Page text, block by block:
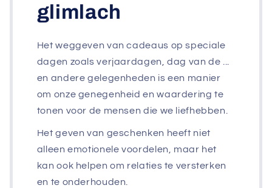
glimlach
Het weggeven van cadeaus op speciale
dagen zoals verjaardagen, dag van de ...
en andere gelegenheden is een manier
om onze genegenheid en waardering te
tonen voor de mensen die we liefhebben.
Het geven van geschenken heeft niet
alleen emotionele voordelen, maar het
kan ook helpen om relaties te versterken
en te onderhouden.